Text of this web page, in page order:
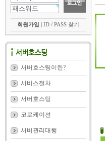
회원가입 | ID / PASS 찾기
서버호스팅이란?
서비스절차
서버호스팅
코로케이션
서버관리대행